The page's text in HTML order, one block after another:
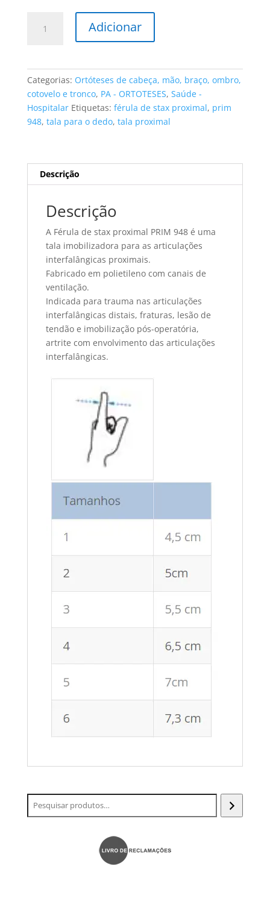
proximal
tamanho
Adicionar
Categorias: Ortóteses de cabeça, mão, braço, ombro,
cotovelo e tronco, PA - ORTOTESES, Saúde -
Hospitalar Etiquetas: férula de stax proximal, prim
948, tala para o dedo, tala proximal
Descrição
Descrição
A Férula de stax proximal PRIM 948 é uma
tala imobilizadora para as articulações
interfalângicas proximais.
Fabricado em polietileno com canais de
ventilação.
Indicada para trauma nas articulações
interfalângicas distais, fraturas, lesão de
tendão e imobilização pós-operatória,
artrite com envolvimento das articulações
interfalângicas.